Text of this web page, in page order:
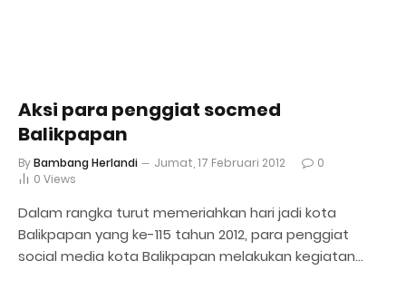
Aksi para penggiat socmed
Balikpapan
ByBambang Herlandi Jumat, 17 Februari 2012
0
0 Views
Dalam rangka turut memeriahkan hari jadi kota
Balikpapan yang ke-115 tahun 2012, para penggiat
social media kota Balikpapan melakukan kegiatan…